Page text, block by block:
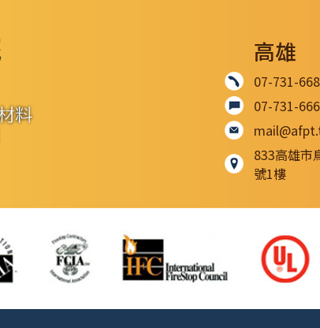
高雄
07-731-
07-731-
833高雄市
號1樓